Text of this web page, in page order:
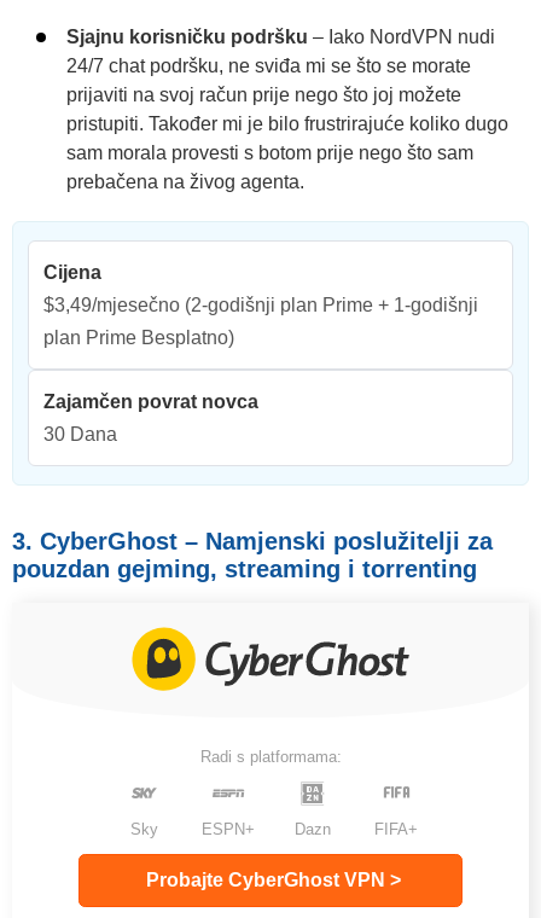
Sjajnu korisničku podršku – Iako NordVPN nudi
24/7 chat podršku, ne sviđa mi se što se morate
prijaviti na svoj račun prije nego što joj možete
pristupiti. Također mi je bilo frustrirajuće koliko dugo
sam morala provesti s botom prije nego što sam
prebačena na živog agenta.
Cijena
$3,49/mjesečno (2-godišnji plan Prime + 1-godišnji
plan Prime Besplatno)
Zajamčen povrat novca
30 Dana
3. CyberGhost – Namjenski poslužitelji za
pouzdan gejming, streaming i torrenting
Radi s platformama:
Sky ESPN+ Dazn FIFA+
Probajte CyberGhost VPN >